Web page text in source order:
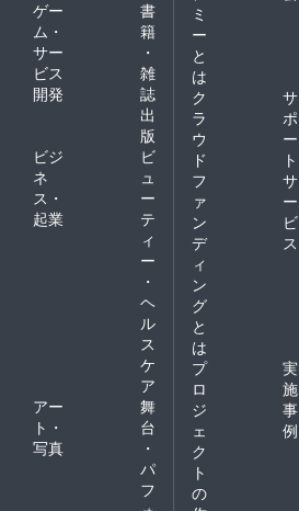
ゲー
ム・
サー
ビス
開発
書
籍
・
雑
誌
出
版
ビジ
ネ
ス・
起業
ビ
ュ
ー
テ
ィ
ー
・
ヘ
ル
ス
ケ
ア
アー
ト・
写真
舞
台
・
パ
フ
ミ
ー
と
は
ク
ラ
ウ
ド
フ
ァ
ン
デ
ィ
ン
グ
と
は
サ
ポ
ー
ト
サ
ー
ビ
ス
プ
ロ
ジ
ェ
ク
ト
の
実
施
事
例